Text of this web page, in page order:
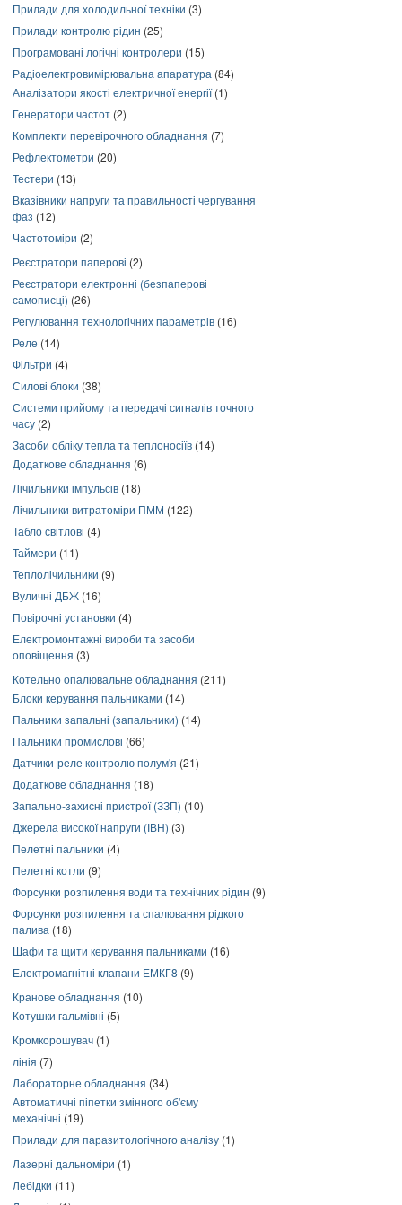
Прилади для холодильної техніки (3)
Прилади контролю рідин (25)
Програмовані логічні контролери (15)
Радіоелектровимірювальна апаратура (84)
Аналізатори якості електричної енергії(1)
Генератори частот (2)
Комплекти перевірочного обладнання (7)
Рефлектометри (20)
Тестери (13)
Вказівники напруги та правильності чергування
фаз (12)
Частотоміри (2)
Реєстратори паперові (2)
Реєстратори електронні (безпаперові
самописці) (26)
Регулювання технологічних параметрів (16)
Реле (14)
Фільтри (4)
Силові блоки (38)
Системи прийому та передачі сигналів точного
часу (2)
Засоби обліку тепла та теплоносіїв (14)
Додаткове обладнання (6)
Лічильники імпульсів (18)
Лічильники витратоміри ПММ (122)
Табло світлові (4)
Таймери (11)
Теплолічильники (9)
Вуличні ДБЖ (16)
Повірочні установки (4)
Електромонтажні вироби та засоби
оповіщення (3)
Котельно опалювальне обладнання (211)
Блоки керування пальниками (14)
Пальники запальні (запальники) (14)
Пальники промислові (66)
Датчики-реле контролю полум'я (21)
Додаткове обладнання (18)
Запально-захисні пристрої (ЗЗП) (10)
Джерела високої напруги (ІВН) (3)
Пелетні пальники (4)
Пелетні котли (9)
Форсунки розпилення води та технічних рідин (9)
Форсунки розпилення та спалювання рідкого
палива (18)
Шафи та щити керування пальниками (16)
Електромагнітні клапани ЕМКГ8 (9)
Кранове обладнання (10)
Котушки гальмівні (5)
Кромкорошувач (1)
лінія (7)
Лабораторне обладнання (34)
Автоматичні піпетки змінного об'єму
механічні (19)
Прилади для паразитологічного аналізу (1)
Лазерні дальноміри (1)
Лебідки (11)